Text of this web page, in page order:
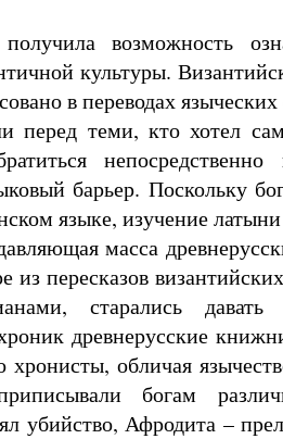
возможность
культуры.
в переводах
перед теми, кто хотел
барьер. Поскольку
языке, изучение
масса
из пересказов
старались
древнерусские
обличая
богам
убийство, Афродита –